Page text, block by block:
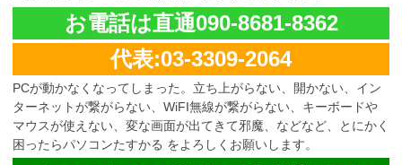
お電話は直通090-8681-8362
代表:03-3309-2064
PCが動かなくなってしまった。立ち上がらない、開かない、イン
ターネットが繋がらない、WiFI無線が繋がらない、キーボードや
マウスが使えない、変な画面が出てきて邪魔、などなど、とにかく
困ったらパソコンたすかる をよろしくお願いします。